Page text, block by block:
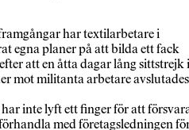
har textilarbetare i
egna planer på att bilda ett fack
att en åtta dagar lång sittstrejk i
mot militanta arbetare avslutades
inte lyft ett finger för att
med företagsledningen